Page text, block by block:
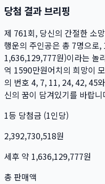
당첨 결과 브리핑
제 761회, 당신의 간절한 소
행운의 주인공은 총 7명으로,
1,636,129,777원)이라는 놀
억 1590만원어치의 희망이
의 번호 4, 7, 11, 24, 42, 45
신의 꿈이 담겨있기를 바랍니
1등 당첨금 (1인당)
2,392,730,518원
세후 약 1,636,129,777원
총 판매액